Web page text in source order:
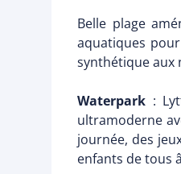
Belle plage
aquatiques
synthétique aux
Waterpark :
ultramoderne
journée, des
enfants de tous